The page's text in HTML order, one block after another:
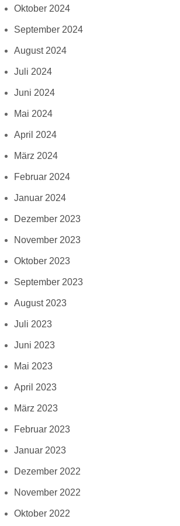
Oktober 2024
September 2024
August 2024
Juli 2024
Juni 2024
Mai 2024
April 2024
März 2024
Februar 2024
Januar 2024
Dezember 2023
November 2023
Oktober 2023
September 2023
August 2023
Juli 2023
Juni 2023
Mai 2023
April 2023
März 2023
Februar 2023
Januar 2023
Dezember 2022
November 2022
Oktober 2022